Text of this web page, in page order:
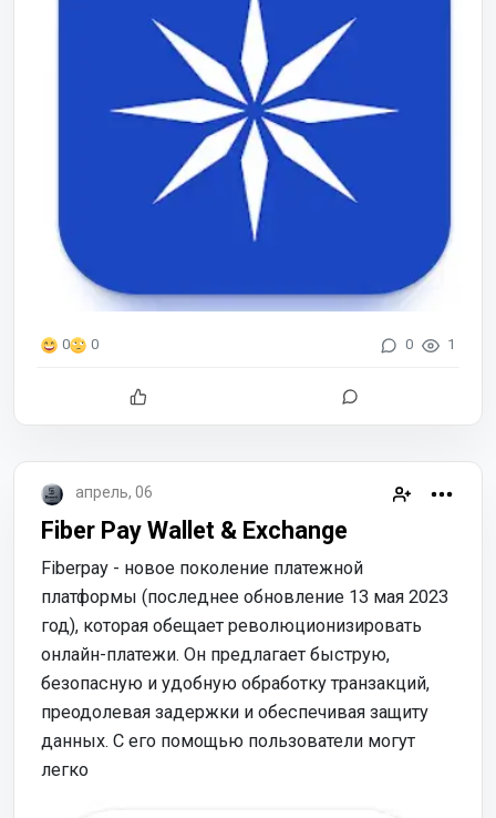
0 0 0 1
апрель, 06
Fiber Pay Wallet & Exchange
Fiberpay - новое поколение платежной
платформы (последнее обновление 13 мая 2023
год), которая обещает революционизировать
онлайн-платежи. Он предлагает быструю,
безопасную и удобную обработку транзакций,
преодолевая задержки и обеспечивая защиту
данных. С его помощью пользователи могут
легко